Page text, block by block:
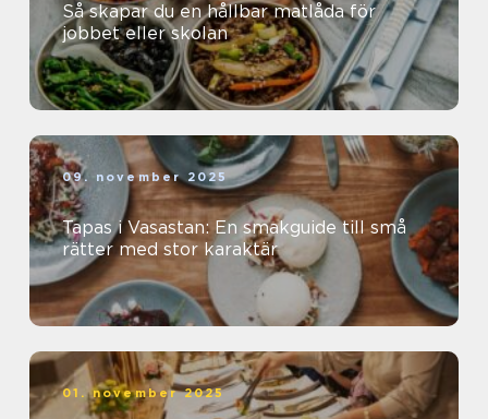
Så skapar du en hållbar matlåda för
jobbet eller skolan
09. november 2025
Tapas i Vasastan: En smakguide till små
rätter med stor karaktär
01. november 2025